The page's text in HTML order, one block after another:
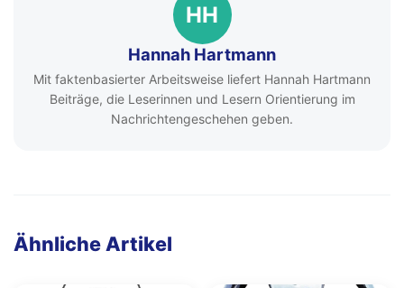
HH
Hannah Hartmann
Mit faktenbasierter Arbeitsweise liefert Hannah Hartmann
Beiträge, die Leserinnen und Lesern Orientierung im
Nachrichtengeschehen geben.
Ähnliche Artikel